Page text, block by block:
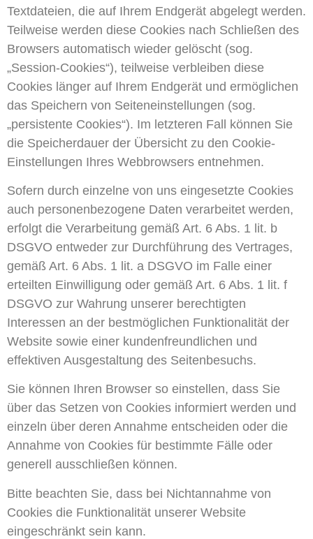
Textdateien, die auf Ihrem Endgerät abgelegt werden.
Teilweise werden diese Cookies nach Schließen des
Browsers automatisch wieder gelöscht (sog.
„Session-Cookies“), teilweise verbleiben diese
Cookies länger auf Ihrem Endgerät und ermöglichen
das Speichern von Seiteneinstellungen (sog.
„persistente Cookies“). Im letzteren Fall können Sie
die Speicherdauer der Übersicht zu den Cookie-
Einstellungen Ihres Webbrowsers entnehmen.
Sofern durch einzelne von uns eingesetzte Cookies
auch personenbezogene Daten verarbeitet werden,
erfolgt die Verarbeitung gemäß Art. 6 Abs. 1 lit. b
DSGVO entweder zur Durchführung des Vertrages,
gemäß Art. 6 Abs. 1 lit. a DSGVO im Falle einer
erteilten Einwilligung oder gemäß Art. 6 Abs. 1 lit. f
DSGVO zur Wahrung unserer berechtigten
Interessen an der bestmöglichen Funktionalität der
Website sowie einer kundenfreundlichen und
effektiven Ausgestaltung des Seitenbesuchs.
Sie können Ihren Browser so einstellen, dass Sie
über das Setzen von Cookies informiert werden und
einzeln über deren Annahme entscheiden oder die
Annahme von Cookies für bestimmte Fälle oder
generell ausschließen können.
Bitte beachten Sie, dass bei Nichtannahme von
Cookies die Funktionalität unserer Website
eingeschränkt sein kann.